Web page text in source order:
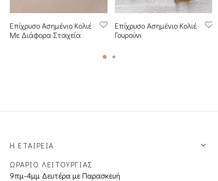
Επίχρυσο Ασημένιο Κολιέ
Με Διάφορα Στοιχεία
Επίχρυσο Ασημένιο Κολιέ
Γουρούνι
Η ΕΤΑΙΡΕΊΑ
ΩΡΑΡΙΟ ΛΕΙΤΟΥΡΓΙΑΣ
9πμ-4μμ Δευτέρα με Παρασκευή